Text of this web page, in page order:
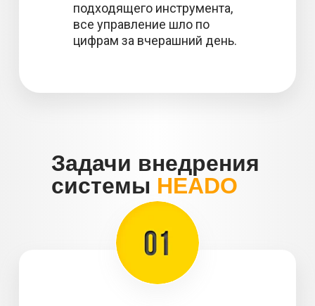
подходящего инструмента,
все управление шло по
цифрам за вчерашний день.
Задачи внедрения
системы HEADO